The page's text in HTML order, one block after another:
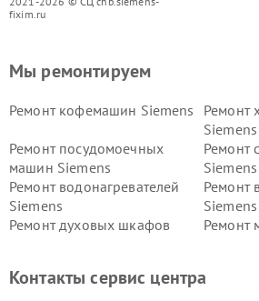
fixim.ru
Мы ремонтируем
Ремонт кофемашин Siemens
Ремонт
Siemens
Ремонт посудомоечных
машин Siemens
Ремонт
Siemens
Ремонт водонагревателей
Siemens
Ремонт
Siemens
Ремонт духовых шкафов
Ремонт
Siemens
Siemens
Контакты сервис центра